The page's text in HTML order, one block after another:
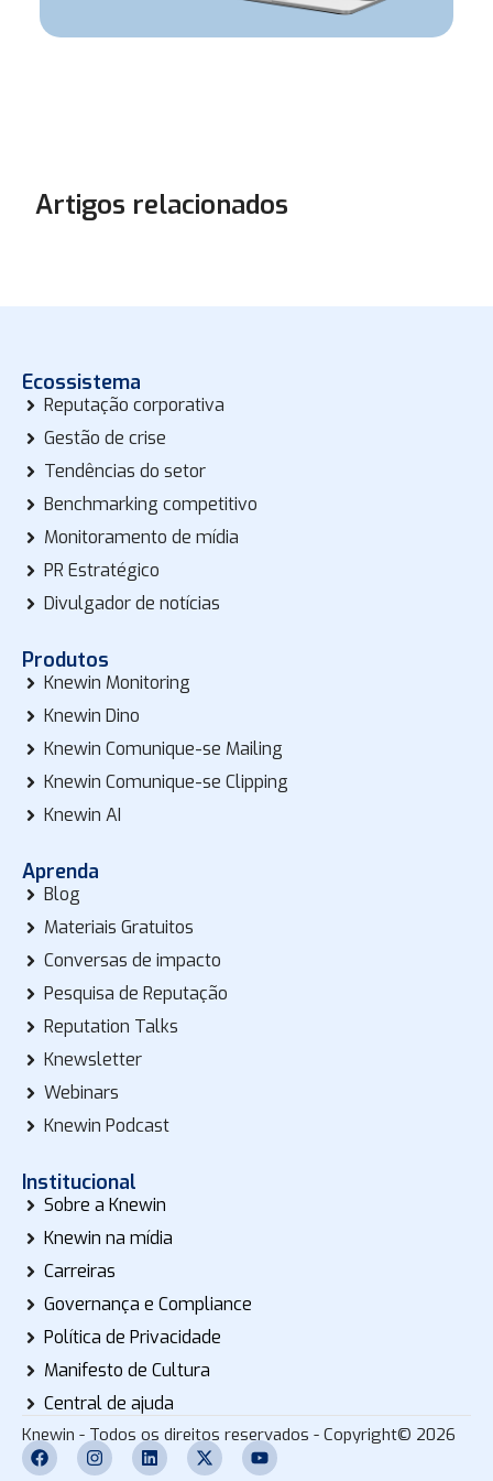
Artigos relacionados
Ecossistema
Reputação corporativa
Gestão de crise
Tendências do setor
Benchmarking competitivo
Monitoramento de mídia
PR Estratégico
Divulgador de notícias
Produtos
Knewin Monitoring
Knewin Dino
Knewin Comunique-se Mailing
Knewin Comunique-se Clipping
Knewin AI
Aprenda
Blog
Materiais Gratuitos
Conversas de impacto
Pesquisa de Reputação
Reputation Talks
Knewsletter
Webinars
Knewin Podcast
Institucional
Sobre a Knewin
Knewin na mídia
Carreiras
Governança e Compliance
Política de Privacidade
Manifesto de Cultura
Central de ajuda
Knewin - Todos os direitos reservados - Copyright© 2026